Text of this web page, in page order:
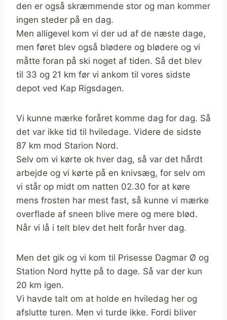
den er også skræmmende stor og man kommer
ingen steder på en dag.
Men alligevel kom vi der ud af de næste dage,
men føret blev også blødere og blødere og vi
måtte foran på ski noget af tiden. Så det blev
til 33 og 21 km før vi ankom til vores sidste
depot ved Kap Rigsdagen.
Vi kunne mærke foråret komme dag for dag. Så
det var ikke tid til hviledage. Videre de sidste
87 km mod Starion Nord.
Selv om vi kørte ok hver dag, så var det hårdt
arbejde og vi kørte på en knivsæg, for selv om
vi står op midt om natten 02.30 for at køre
mens frosten har mest fast, så kunne vi mærke
overflade af sneen blive mere og mere blød.
Når vi lå i telt blev det helt forår hver dag.
Men det gik og vi kom til Prisesse Dagmar Ø og
Station Nord hytte på to dage. Så var der kun
20 km igen.
Vi havde talt om at holde en hviledag her og
afslutte turen. Men vi turde ikke. Fordi bliver